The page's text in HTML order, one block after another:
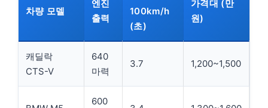
차량 모델
엔진
출력
100km/h
(초)
가격대 (만
원)
캐딜락
CTS-V
640
마력
3.7 1,200~1,500
600